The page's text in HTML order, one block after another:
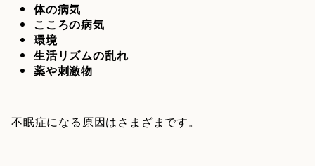
体の病気
こころの病気
環境
生活リズムの乱れ
薬や刺激物
不眠症になる原因はさまざまです。